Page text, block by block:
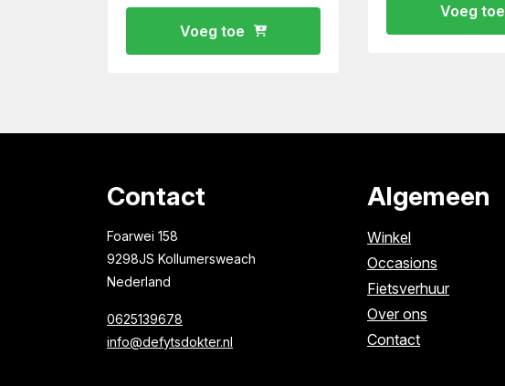
Voeg toe
Voeg toe
Contact
Foarwei 158
9298JS Kollumersweach
Nederland
0625139678
info@defytsdokter.nl
Algemeen
Winkel
Occasions
Fietsverhuur
Over ons
Contact